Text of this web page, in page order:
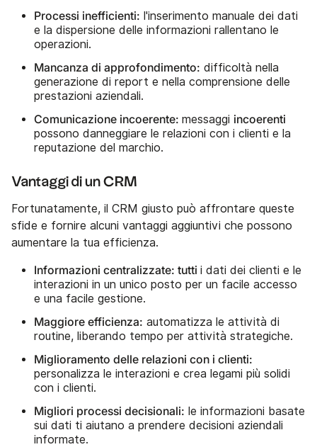
Processi inefficienti: l'inserimento manuale dei dati
e la dispersione delle informazioni rallentano le
operazioni.
Mancanza di approfondimento: difficoltà nella
generazione di report e nella comprensione delle
prestazioni aziendali.
Comunicazione incoerente: messaggi incoerenti
possono danneggiare le relazioni con i clienti e la
reputazione del marchio.
Vantaggi di un CRM
Fortunatamente, il CRM giusto può affrontare queste
sfide e fornire alcuni vantaggi aggiuntivi che possono
aumentare la tua efficienza.
Informazioni centralizzate: tutti i dati dei clienti e le
interazioni in un unico posto per un facile accesso
e una facile gestione.
Maggiore efficienza: automatizza le attività di
routine, liberando tempo per attività strategiche.
Miglioramento delle relazioni con i clienti:
personalizza le interazioni e crea legami più solidi
con i clienti.
Migliori processi decisionali: le informazioni basate
sui dati ti aiutano a prendere decisioni aziendali
informate.